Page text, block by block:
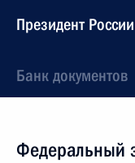
Президент России
Банк документов
Федеральный